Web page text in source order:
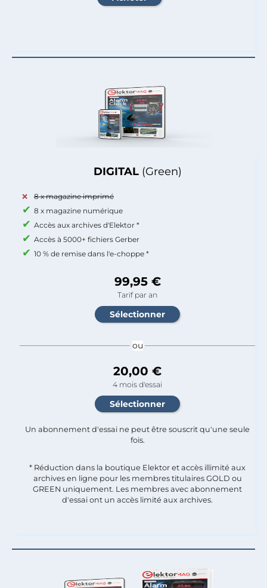
DIGITAL (Green)
8 x magazine imprimé
8 x magazine numérique
Accès aux archives d'Elektor *
Accès à 5000+ fichiers Gerber
10 % de remise dans l'e-choppe *
99,95 €
Tarif par an
ou
20,00 €
4 mois d'essai
Un abonnement d'essai ne peut être souscrit qu'une seule
fois.​
* Réduction dans la boutique Elektor et accès illimité aux
archives en ligne pour les membres titulaires GOLD ou
GREEN uniquement. Les membres avec abonnement
d'essai ont un accès limité aux archives.